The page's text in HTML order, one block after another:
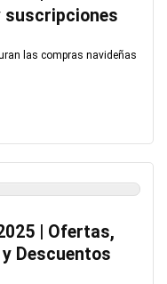
suscripciones
las compras navideñas
| Ofertas,
Descuentos